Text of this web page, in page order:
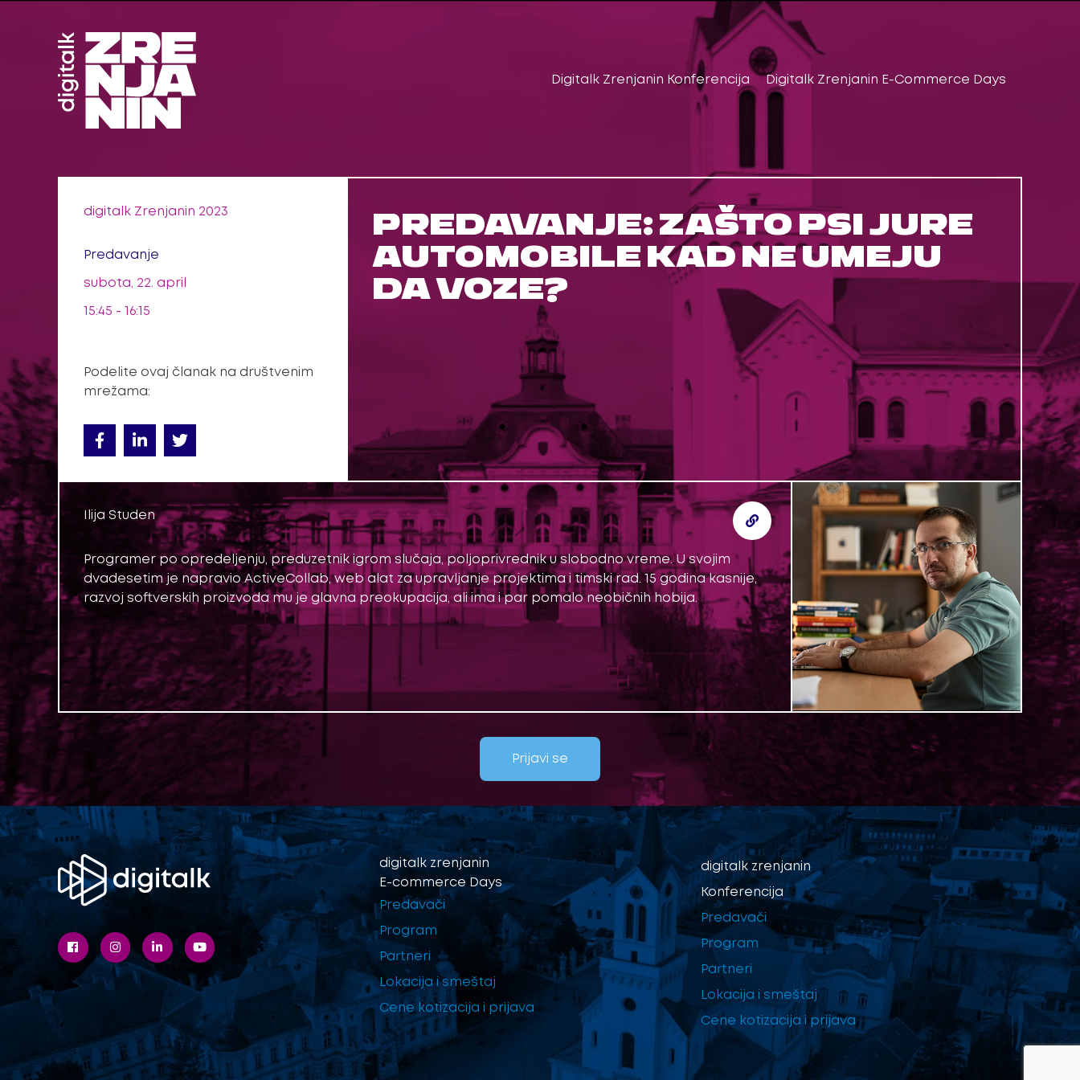
Digitalk Zrenjanin Konferencija Digitalk Zrenjanin E-Commerce Days
digitalk Zrenjanin 2023
Predavanje
subota, 22. april
15:45 - 16:15
Podelite ovaj članak na društvenim
mrežama:
PREDAVANJE: ZAŠTO PSI JURE
AUTOMOBILE KAD NE UMEJU
DA VOZE?
Ilija Studen
Programer po opredeljenju, preduzetnik igrom slučaja, poljoprivrednik u slobodno vreme. U svojim
dvadesetim je napravio ActiveCollab, web alat za upravljanje projektima i timski rad. 15 godina kasnije,
razvoj softverskih proizvoda mu je glavna preokupacija, ali ima i par pomalo neobičnih hobija.
Prijavi se
digitalk zrenjanin
E-commerce Days
Predavači
Program
Partneri
Lokacija i smeštaj
Cene kotizacija i prijava
digitalkzrenjanin
Konferencija
Predavači
Program
Partneri
Lokacija i smeštaj
Cene kotizacija i prijava